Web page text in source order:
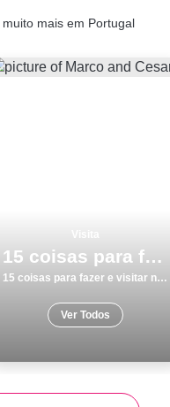
mais em Portugal
15 coisas para fazer e visitar no inverno monumentos na Guarda
15 coisas para fazer e visitar no inverno monumentos na Guarda
Ver Todos